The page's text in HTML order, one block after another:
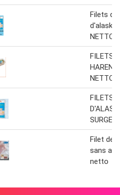
Filets de
d'alaska
NETTO
FILETS
NETTO
FILETS
Filet de
sans
netto